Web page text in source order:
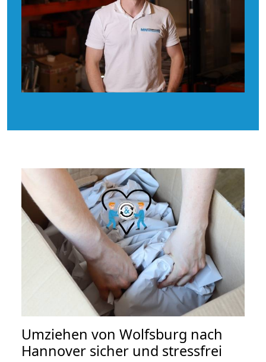
Umziehen von Wolfsburg nach
Hannover sicher und stressfrei